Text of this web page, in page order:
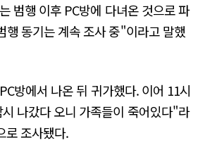
범행 이후 PC방에 다녀온 것으로 파
행 동기는 계속 조사 중"이라고 말했
방에서 나온 뒤 귀가했다. 이어 11시
나갔다 오니 가족들이 죽어있다"라
로 조사됐다.